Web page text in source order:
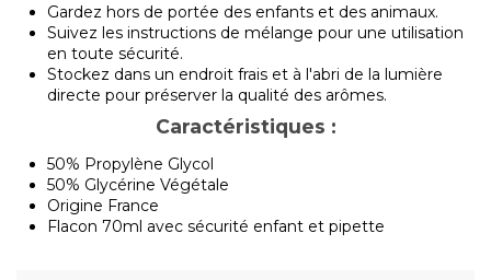
Gardez hors de portée des enfants et des animaux.
Suivez les instructions de mélange pour une utilisation
en toute sécurité.
Stockez dans un endroit frais et à l'abri de la lumière
directe pour préserver la qualité des arômes.
Caractéristiques :
50% Propylène Glycol
50% Glycérine Végétale
Origine France
Flacon 70ml avec sécurité enfant et pipette